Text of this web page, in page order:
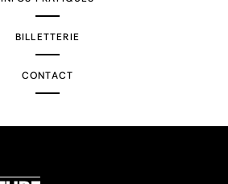
BILLETTERIE
CONTACT